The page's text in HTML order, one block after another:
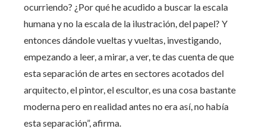
ocurriendo? ¿Por qué he acudido a buscar la escala
humana y no la escala de la ilustración, del papel? Y
entonces dándole vueltas y vueltas, investigando,
empezando a leer, a mirar, a ver, te das cuenta de que
esta separación de artes en sectores acotados del
arquitecto, el pintor, el escultor, es una cosa bastante
moderna pero en realidad antes no era así, no había
esta separación”, afirma.